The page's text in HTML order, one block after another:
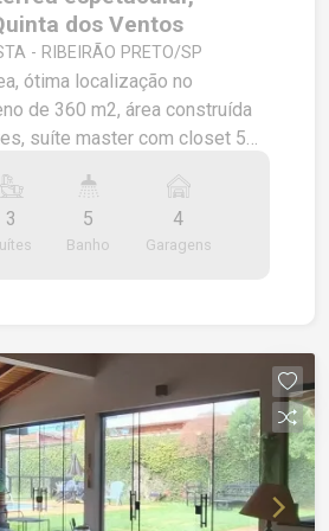
dos Ventos
- RIBEIRÃO PRETO/SP
ótima localização no
de 360 m2, área construída
suíte master com closet 5
esquadrias de alumínios com
automatizadas completa em
(forno,
*Previsão de entrega Outubro 2025.
3 5
Banho
4
Garagens